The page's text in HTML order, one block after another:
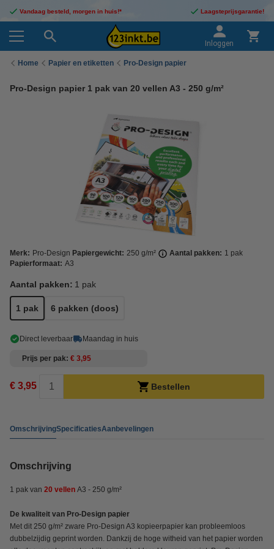
Vandaag besteld, morgen in huis!* Laagsteprijsgarantie!
Inloggen
Home Papier en etiketten Pro-Design papier
Pro-Design papier 1 pak van 20 vellen A3 - 250 g/m²
Merk: Pro-Design Papiergewicht: 250 g/m² Aantal pakken: 1 pak
Papierformaat: A3
Aantal pakken: 1 pak
1 pak 6 pakken (doos)
Direct leverbaar Maandag in huis
Prijs per pak € 3,95
€ 3,95 Bestellen
OmschrijvingSpecificatiesAanbevelingen
Omschrijving
1 pak van 20 vellen A3 - 250 g/m²
De kwaliteit van Pro-Design papier
Met dit 250 g/m² zware Pro-Design A3 kopieerpapier kan probleemloos
dubbelzijdig geprint worden. Dankzij de hoge witheid van het papier worden